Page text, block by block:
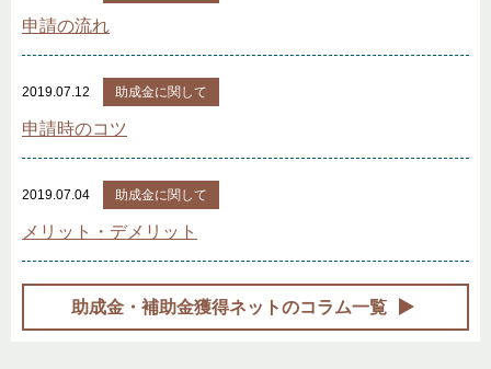
申請の流れ
2019.07.12 助成金に関して
申請時のコツ
2019.07.04 助成金に関して
メリット・デメリット
助成金・補助金獲得ネットのコラム一覧